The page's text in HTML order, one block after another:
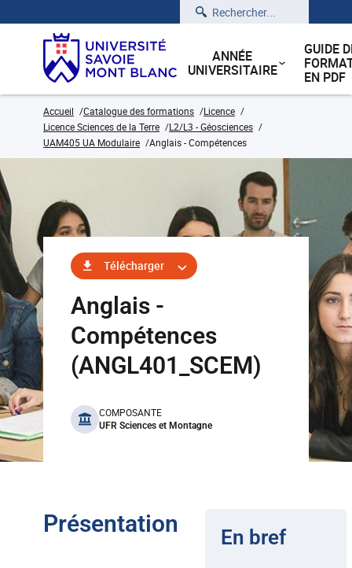
Rechercher
ANNÉE
UNIVERSITAIRE
GUIDE
EN PDF
Accueil Catalogue des formations
Licence
Licence Sciences de la Terre
L2/L3 - Géosciences
UAM405 UA Modulaire
Anglais - Compétences
Télécharger
Anglais -
Compétences
(ANGL401_SCEM)
benefits
COMPOSANTE
UFR Sciences et Montagne
Présentation En bref